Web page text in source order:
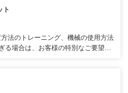
ステンレス鋼板用ファイバー
ト
法のトレーニング、機械の使用方法
る場合は、お客様の特別なご要望に